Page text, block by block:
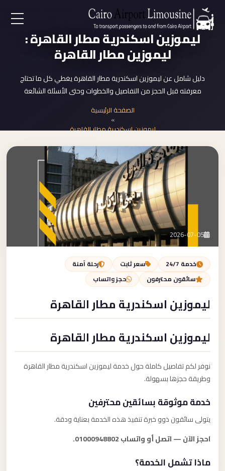
EN
AR
خدمات المطار
نحن
بنا
احجز الآن
ليموزين اسكندرية مطار القاهرة :
ليموزين مطار القاهرة
دليل شامل عن ليموزين اسكندرية مطار القاهرة يغطي كل ما تحتاج
معرفته قبل الحجز من التفاصيل والخطوات وحتى الأسئلة الشائعة
الصفحة الرئيسية
ليموزين اسكندرية مطار القاهرة
2026-07-05
خدمة 24/7 سعر ثابت
رحلة آمنة
سائقون محترفون
حجز واتساب
ليموزين اسكندرية مطار القاهرة
ليموزين اسكندرية مطار القاهرة
نوفر لكم تفاصيل كاملة حول خدمة ليموزين اسكندرية مطار القاهرة
وطريقة حجزها بسهولة.
خدمة موثوقة بسائقين محترفين
يتولى سائقون ذوو خبرة تنفيذ هذه الخدمة بعناية ودقة.
احجز الآن — اتصل أو واتساب 01000948802.
ماذا تشمل الخدمة؟